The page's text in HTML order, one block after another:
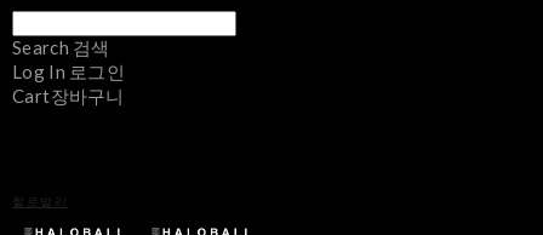
Search 검색
Log In 로그인
Cart장바구니
할로발리